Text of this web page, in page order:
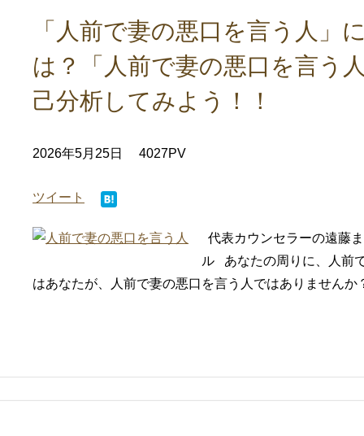
「人前で妻の悪口を言う人」
は？「人前で妻の悪口を言う
己分析してみよう！！
2026年5月25日 4027PV
ツイート
代表カウンセラーの遠藤
ル あなたの周りに、人前
はあなたが、人前で妻の悪口を言う人ではありません